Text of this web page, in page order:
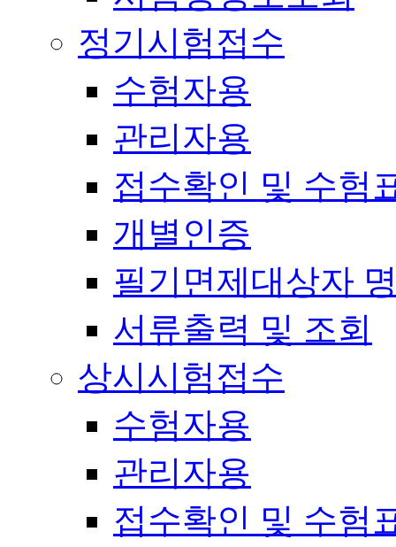
정기시험접수
수험자용
관리자용
접수확인 및 수험
개별인증
필기면제대상자
서류출력 및 조회
상시시험접수
수험자용
관리자용
접수확인 및 수험